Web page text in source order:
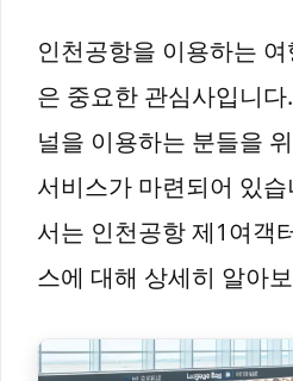
인천공항을 이용하는
은 중요한 관심사입니
널을 이용하는 분들을
서비스가 마련되어 있
서는 인천공항 제1여객
스에 대해 상세히 알아